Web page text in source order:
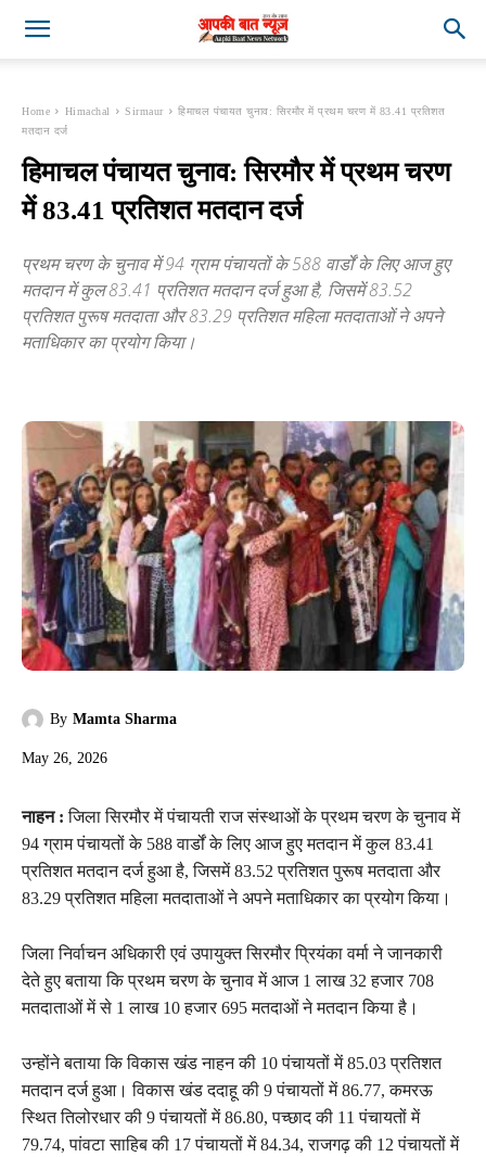
Home Himachal Sirmaur
हिमाचल पंचायत चुनाव: सिरमौर में प्रथम चरण में 83.41 प्रतिशत
मतदान दर्ज
हिमाचल पंचायत चुनाव: सिरमौर में प्रथम चरण
में 83.41 प्रतिशत मतदान दर्ज
प्रथम चरण के चुनाव में 94 ग्राम पंचायतों के 588 वार्डों के लिए आज हुए
मतदान में कुल 83.41 प्रतिशत मतदान दर्ज हुआ है, जिसमें 83.52
प्रतिशत पुरूष मतदाता और 83.29 प्रतिशत महिला मतदाताओं ने अपने
मताधिकार का प्रयोग किया।
By Mamta Sharma
May 26, 2026
नाहन : जिला सिरमौर में पंचायती राज संस्थाओं के प्रथम चरण के चुनाव में
94 ग्राम पंचायतों के 588 वार्डों के लिए आज हुए मतदान में कुल 83.41
प्रतिशत मतदान दर्ज हुआ है, जिसमें 83.52 प्रतिशत पुरूष मतदाता और
83.29 प्रतिशत महिला मतदाताओं ने अपने मताधिकार का प्रयोग किया।
जिला निर्वाचन अधिकारी एवं उपायुक्त सिरमौर प्रियंका वर्मा ने जानकारी
देते हुए बताया कि प्रथम चरण के चुनाव में आज 1 लाख 32 हजार 708
मतदाताओं में से 1 लाख 10 हजार 695 मतदाओं ने मतदान किया है।
उन्होंने बताया कि विकास खंड नाहन की 10 पंचायतों में 85.03 प्रतिशत
मतदान दर्ज हुआ। विकास खंड ददाहू की 9 पंचायतों में 86.77, कमरऊ
स्थित तिलोरधार की 9 पंचायतों में 86.80, पच्छाद की 11 पंचायतों में
79.74, पांवटा साहिब की 17 पंचायतों में 84.34, राजगढ़ की 12 पंचायतों में